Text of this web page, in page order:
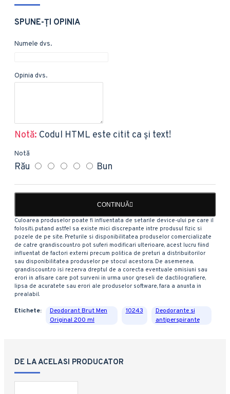
SPUNE-ŢI OPINIA
Numele dvs.
Opinia dvs.
Notă: Codul HTML este citit ca şi text!
Notă
Rău Bun
CONTINUĂ
Culoarea produselor poate fi influentata de setarile device-ului pe care il
folositi, putand astfel sa existe mici discrepante intre produsul fizic si
pozele de pe site. Preturile si disponibilitatea produselor comercializate
de catre grandiscount.ro pot suferi modificari ulterioare, acest lucru fiind
influentat de factori externi precum politica de preturi a distribuitorilor
sau disponibilitatea produselor pe stocul acestora. De asemenea,
grandiscount.ro isi rezerva dreptul de a corecta eventuale omisiuni sau
erori in afisare care pot surveni in urma unor greseli de dactilografiere,
lipsa de acuratete sau erori ale produselor software, fara a anunta in
prealabil.
Etichete:
Deodorant Brut Men
Original 200 ml
10243
Deodorante si
antiperspirante
DE LA ACELASI PRODUCATOR